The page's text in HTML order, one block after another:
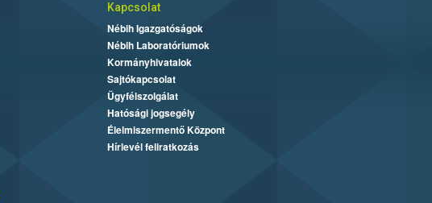
Kapcsolat
Nébih Igazgatóságok
Nébih Laboratóriumok
Kormányhivatalok
Sajtókapcsolat
Ügyfélszolgálat
Hatósági jogsegély
Élelmiszermentő Központ
Hírlevél feliratkozás